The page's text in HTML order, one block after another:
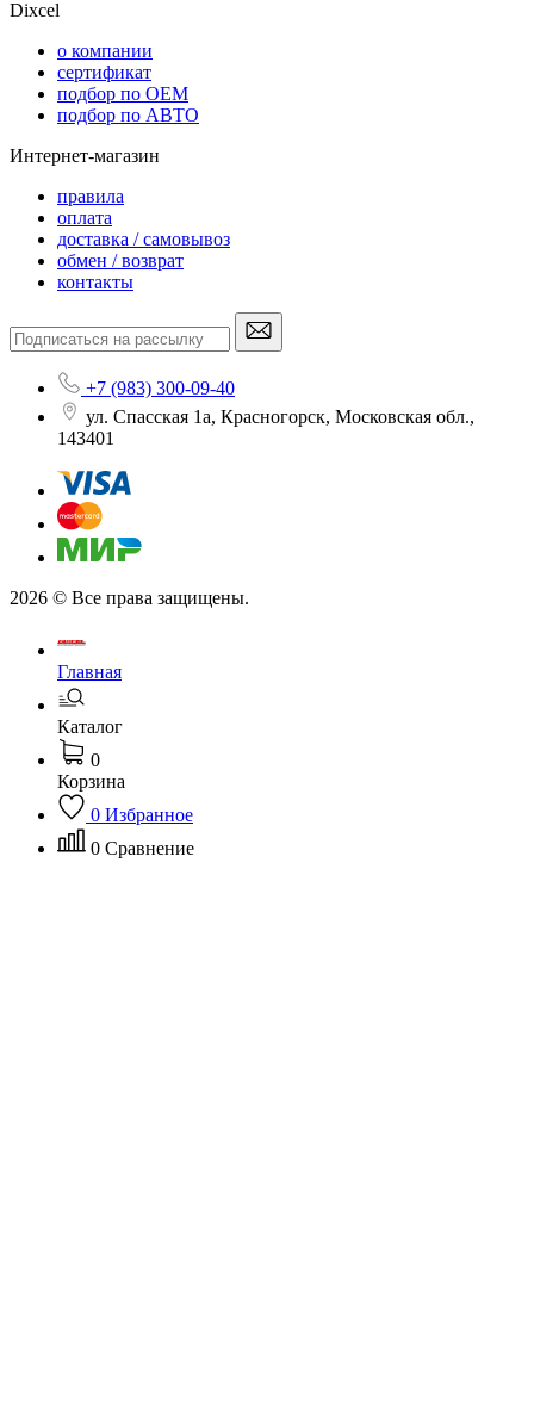
Dixcel
o компании
сертификат
подбор по OEM
подбор по АВТО
Интернет-магазин
правила
оплата
доставка / самовывоз
обмен / возврат
контакты
+7 (983) 300-09-40
ул. Спасская 1а, Красногорск, Московская обл.,
143401
2026 © Все права защищены.
Главная
Каталог
0
Корзина
0 Избранное
0 Сравнение